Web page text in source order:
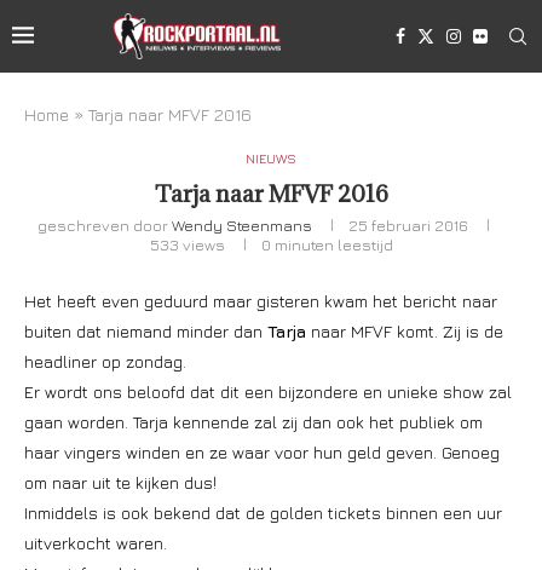
Home » Tarja naar MFVF 2016
NIEUWS
Tarja naar MFVF 2016
geschreven doorWendy Steenmans
25 februari 2016
533 views 0 minuten leestijd
Het heeft even geduurd maar gisteren kwam het bericht naar
buiten dat niemand minder dan Tarja naar MFVF komt. Zij is de
headliner op zondag.
Er wordt ons beloofd dat dit een bijzondere en unieke show zal
gaan worden. Tarja kennende zal zij dan ook het publiek om
haar vingers winden en ze waar voor hun geld geven. Genoeg
om naar uit te kijken dus!
Inmiddels is ook bekend dat de golden tickets binnen een uur
uitverkocht waren.